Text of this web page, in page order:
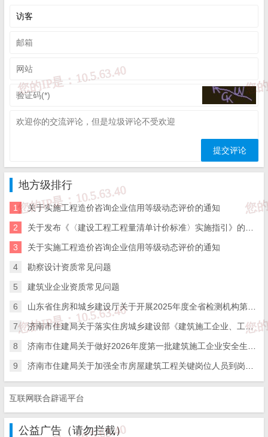
来源：山东省住建厅
一、本站发布的内容（包括原创及转载自互联网的文字，图
片等资料）版权归作者所有，本站仅供大家学习与参考，请
勿使用于商业用途。如需作商业用途，请与原作者联系。如
未经作者同意，用作商业用途或匿名转载，产生的一切后果
将由您自己承担!作者有权利追究侵权者法律责任；
二、著作权人发现本站有侵害其合法权益的内容或作品，请
及时联系我们给出内容所在的网址，并提供相关证明资料，
三、本站发布的软件仅提供给大家学习测试，请诸位用户使
四、本站的文字及图片资料允许您复制、转载和传播，转载
五、免责声明方:而立居（2li.xyz）、济南工程（微信公众
六、联系方式：☎19228663320或者发邮件至c@2li.xyz
七、补充：
而立声明、服务协议
地方级排行
1 关于实施工程造价咨询企业信用等级动态评价的通知
2 关于发布《〈建设工程工程量清单计价标准〉实施指引》的通知
3 关于实施工程造价咨询企业信用等级动态评价的通知
4 勘察设计资质常见问题
5 建筑业企业资质常见问题
6 山东省住房和城乡建设厅关于开展2025年度全省检测机构第二次能力验证工作的通知
7 济南市住建局关于落实住房城乡建设部《建筑施工企业、工程项目安全生产管理机构设置及安全生产管理人员配备办法》的通知
8 济南市住建局关于做好2026年度第一批建筑施工企业安全生产管理人员考试报名工作的通知
9 济南市住建局关于加强全市房屋建筑工程关键岗位人员到岗履职数字化监管的通知
网联合辟谣平台
公益广告（请勿拦截）